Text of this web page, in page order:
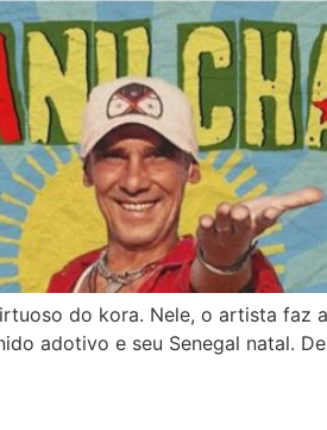
do kora. Nele, o artista faz
adotivo e seu Senegal natal.